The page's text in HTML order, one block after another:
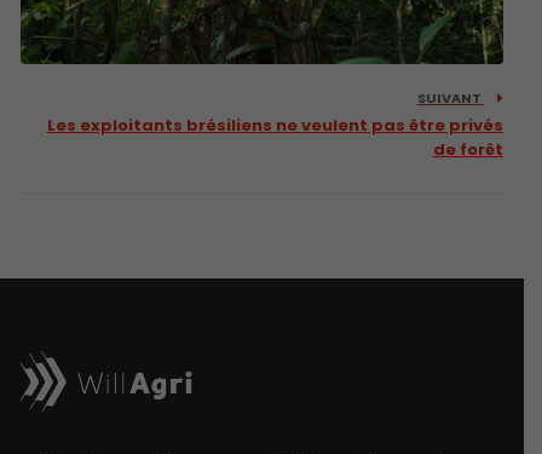
SUIVANT
Les exploitants brésiliens ne veulent pas être privés
de forêt